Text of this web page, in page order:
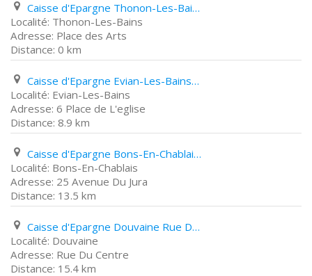
Caisse d'Epargne Thonon-Les-Bains Place des Arts
Thonon-Les-Bains
Place des Arts
0 km
Caisse d'Epargne Evian-Les-Bains 6 Place de L'eglise
Evian-Les-Bains
6 Place de L'eglise
8.9 km
Caisse d'Epargne Bons-En-Chablais 25 Avenue Du Jura
Bons-En-Chablais
25 Avenue Du Jura
13.5 km
Caisse d'Epargne Douvaine Rue Du Centre
Douvaine
Rue Du Centre
15.4 km